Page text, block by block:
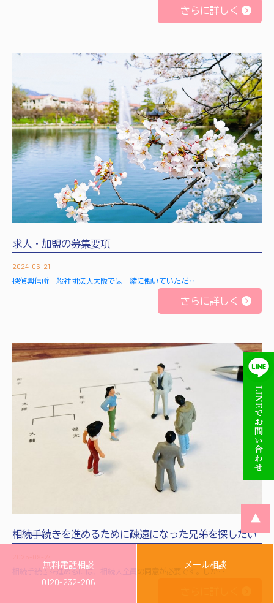
さらに詳しく
求人・加盟の募集要項
2024-06-21
探偵興信所一般社団法人大阪では一緒に働いていただ‥
さらに詳しく
相続手続きを進めるために疎遠になった兄弟を探したい
相続手続きを進めるには、相続人全員の同意が必要です。しか‥
▲
無料電話相談
0120-232-206
メール相談